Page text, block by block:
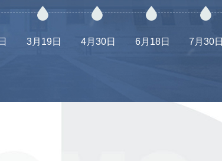
3月19日 4月30日 6月18日 7月30日